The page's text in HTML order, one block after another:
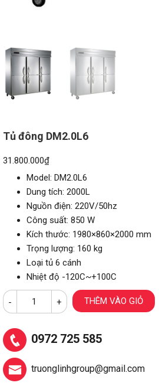
Tủ đông DM2.0L6
31.800.000₫
Model: DM2.0L6
Dung tích: 2000L
Nguồn điện: 220V/50hz
Công suất: 850 W
Kích thước: 1980×860×2000 mm
Trọng lượng: 160 kg
Loại tủ 6 cánh
Nhiệt độ -120C~+100C
- + THÊM VÀO GIỎ
0972 725 585
truonglinhgroup@gmail.com